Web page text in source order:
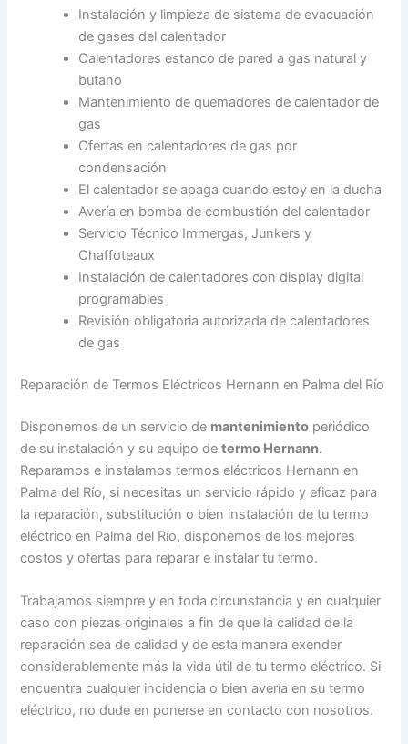
Instalación y limpieza de sistema de evacuación
de gases del calentador
Calentadores estanco de pared a gas natural y
butano
Mantenimiento de quemadores de calentador de
gas
Ofertas en calentadores de gas por
condensación
El calentador se apaga cuando estoy en la ducha
Avería en bomba de combustión del calentador
Servicio Técnico Immergas, Junkers y
Chaffoteaux
Instalación de calentadores con display digital
programables
Revisión obligatoria autorizada de calentadores
de gas
Reparación de Termos Eléctricos Hernann en Palma del Río
Disponemos de un servicio de mantenimiento periódico
de su instalación y su equipo determo Hernann.
Reparamos e instalamos termos eléctricos Hernann en
Palma del Río, si necesitas un servicio rápido y eficaz para
la reparación, substitución o bien instalación de tu termo
eléctrico en Palma del Río, disponemos de los mejores
costos y ofertas para reparar e instalar tu termo.
Trabajamos siempre y en toda circunstancia y en cualquier
caso con piezas originales a fin de que la calidad de la
reparación sea de calidad y de esta manera exender
considerablemente más la vida útil de tu termo eléctrico. Si
encuentra cualquier incidencia o bien avería en su termo
eléctrico, no dude en ponerse en contacto con nosotros.